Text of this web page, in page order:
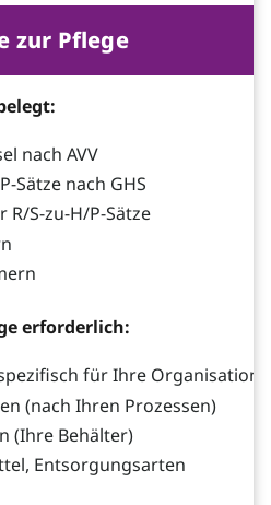
zur Pflege
nach AVV
Sätze nach GHS
S-zu-H/P-Sätze
erforderlich:
für Ihre Organisation)
(nach Ihren Prozessen)
(Ihre Behälter)
Entsorgungsarten